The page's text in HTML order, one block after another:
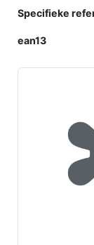
Specifieke
ean13